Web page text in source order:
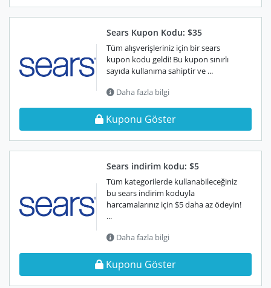
Sears Kupon Kodu: $35
Tüm alışverişleriniz için bir sears
kupon kodu geldi! Bu kupon sınırlı
sayıda kullanıma sahiptir ve ...
Daha fazla bilgi
Kuponu Göster
Sears indirim kodu: $5
Tüm kategorilerde kullanabileceğiniz
bu sears indirim koduyla
harcamalarınız için $5 daha az ödeyin!
...
Daha fazla bilgi
Kuponu Göster